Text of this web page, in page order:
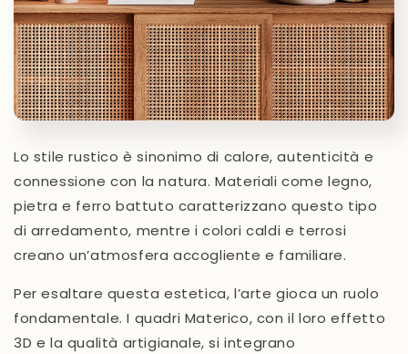
Lo stile rustico è sinonimo di calore, autenticità e
connessione con la natura. Materiali come legno,
pietra e ferro battuto caratterizzano questo tipo
di arredamento, mentre i colori caldi e terrosi
creano un’atmosfera accogliente e familiare.
Per esaltare questa estetica, l’arte gioca un ruolo
fondamentale. I quadri Materico, con il loro effetto
3D e la qualità artigianale, si integrano